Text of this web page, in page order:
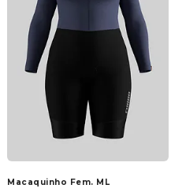
Macaquinho Fem. ML